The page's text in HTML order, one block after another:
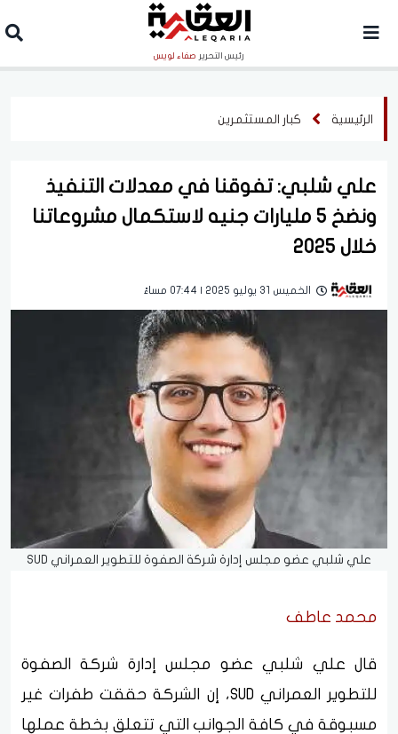
رئيس التحرير صفاء لويس
الرئيسية كبار المستثمرين
علي شلبي: تفوقنا في معدلات التنفيذ
ونضخ 5 مليارات جنيه لاستكمال مشروعاتنا
خلال 2025
الخميس 31 يوليو 2025 | 07:44 مساءً
علي شلبي عضو مجلس إدارة شركة الصفوة للتطوير العمراني SUD
محمد عاطف
قال علي شلبي عضو مجلس إدارة شركة الصفوة
للتطوير العمراني SUD، إن الشركة حققت طفرات غير
مسبوقة في كافة الجوانب التي تتعلق بخطة عملها